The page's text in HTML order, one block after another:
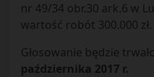
nr 49/34 obr.30 ark.6 w
wartość robót 300.000 zł.
Głosowanie będzie trwało
października 2017 r.